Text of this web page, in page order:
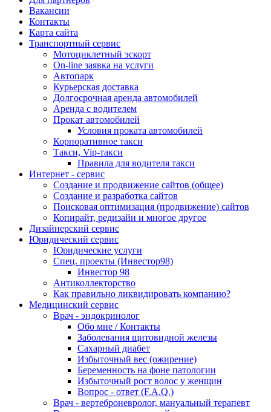
Вакансии
Контакты
Карта сайта
Транспортный сервис
Мотоциклетный эскорт
On-line заявка на услуги
Автопарк
Курьерская доставка
Долгосрочная аренда автомобилей
Аренда с водителем
Прокат автомобилей
Условия проката автомобилей
Корпоративное такси
Такси, Vip-такси
Правила для водителя такси
Интернет - сервис
Создание и продвижение сайтов (общее)
Создание и разработка сайтов
Поисковая оптимизация (продвижение) сайтов
Копирайт, редизайн и многое другое
Дизайнерский сервис
Юридический сервис
Юридические услуги
Спец. проекты (Инвестор98)
Инвестор 98
Антиколлекторство
Как правильно ликвидировать компанию?
Медицинский сервис
Врач - эндокринолог
Обо мне / Контакты
Заболевания щитовидной железы
Сахарный диабет
Избыточный вес (ожирение)
Беременность на фоне патологии
Избыточный рост волос у женщин
Вопрос - ответ (F.A.Q.)
Врач - вертеброневролог, мануальный терапевт